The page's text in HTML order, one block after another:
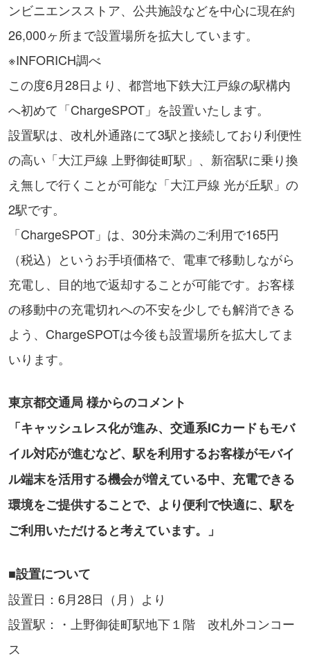
ンビニエンスストア、公共施設などを中心に現在約
26,000ヶ所まで設置場所を拡大しています。
※INFORICH調べ
この度6月28日より、都営地下鉄大江戸線の駅構内
へ初めて「ChargeSPOT」を設置いたします。
設置駅は、改札外通路にて3駅と接続しており利便性
の高い「大江戸線 上野御徒町駅」、新宿駅に乗り換
え無しで行くことが可能な「大江戸線 光が丘駅」の
2駅です。
「ChargeSPOT」は、30分未満のご利用で165円
（税込）というお手頃価格で、電車で移動しながら
充電し、目的地で返却することが可能です。お客様
の移動中の充電切れへの不安を少しでも解消できる
よう、ChargeSPOTは今後も設置場所を拡大してま
いります。
東京都交通局様からのコメント
「キャッシュレス化が進み、交通系ICカードもモバ
イル対応が進むなど、駅を利用するお客様がモバイ
ル端末を活用する機会が増えている中、充電できる
環境をご提供することで、より便利で快適に、駅を
ご利用いただけると考えています。
」
■設置について
設置日：6月28日（月）より
設置駅：・上野御徒町駅地下１階 改札外コンコー
ス